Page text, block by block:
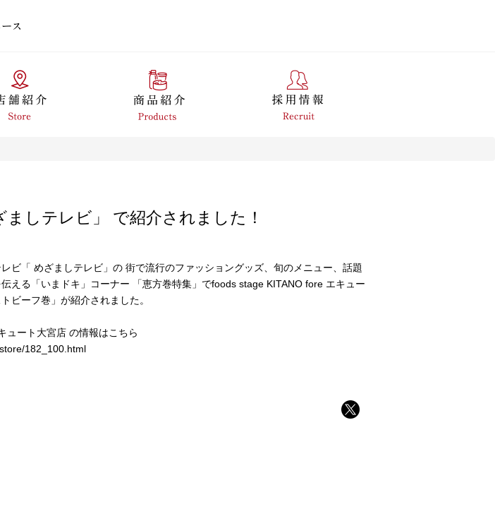
しテレビ」 で紹介されました！
ビ「 めざましテレビ」の 街で流行のファッショングッズ、旬のメニュー、話題
える「いまドキ」コーナー 「恵方巻特集」でfoods stage KITANO fore エキュー
ビーフ巻」が紹介されました。
ュート大宮店 の情報はこちら
182_100.html